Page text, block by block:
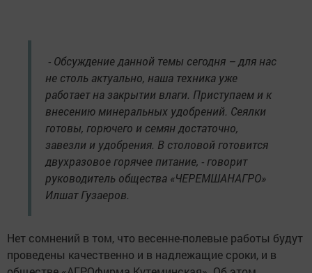
- Обсуждение данной темы сегодня – для нас
не столь актуально, наша техника уже
работает на закрытии влаги. Приступаем и к
внесению минеральных удобрений. Сеялки
готовы, горючего и семян достаточно,
завезли и удобрения. В столовой готовится
двухразовое горячее питание, - говорит
руководитель общества «ЧЕРЕМШАНАГРО»
Илшат Гузаеров.
Нет сомнений в том, что весенне-полевые работы будут
проведены качественно и в надлежащие сроки, и в